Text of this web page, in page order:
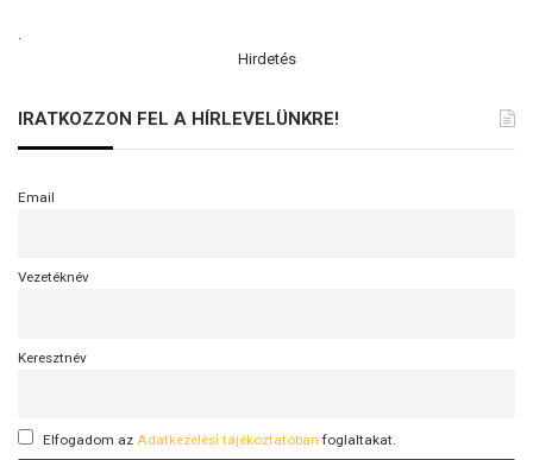
Hirdetés
IRATKOZZON FEL A HÍRLEVELÜNKRE!
Email
Vezetéknév
Keresztnév
Elfogadom az Adatkezelési tájékoztatóban foglaltakat.